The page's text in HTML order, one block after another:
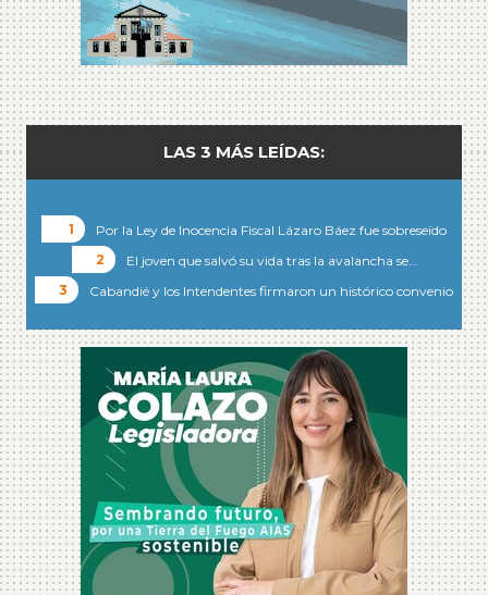
LAS 3 MÁS LEÍDAS:
Por la Ley de Inocencia Fiscal Lázaro Báez fue sobreseído
El joven que salvó su vida tras la avalancha se…
Cabandié y los Intendentes firmaron un histórico convenio